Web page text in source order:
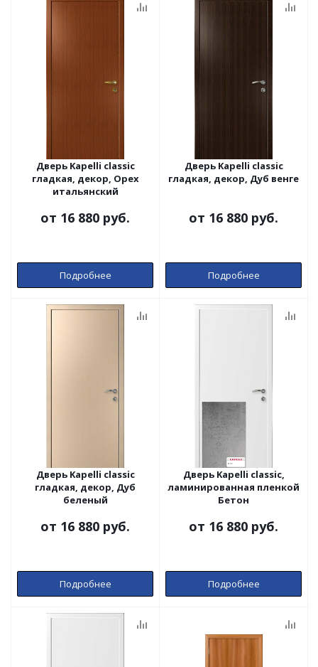
Дверь Kapelli classic
гладкая, декор, Орех
итальянский
от 16 880 руб.
Подробнее
Дверь Kapelli classic
гладкая, декор, Дуб венге
от 16 880 руб.
Подробнее
Дверь Kapelli classic
гладкая, декор, Дуб
беленый
от 16 880 руб.
Подробнее
Дверь Kapelli classic,
ламинированная пленкой
Бетон
от 16 880 руб.
Подробнее